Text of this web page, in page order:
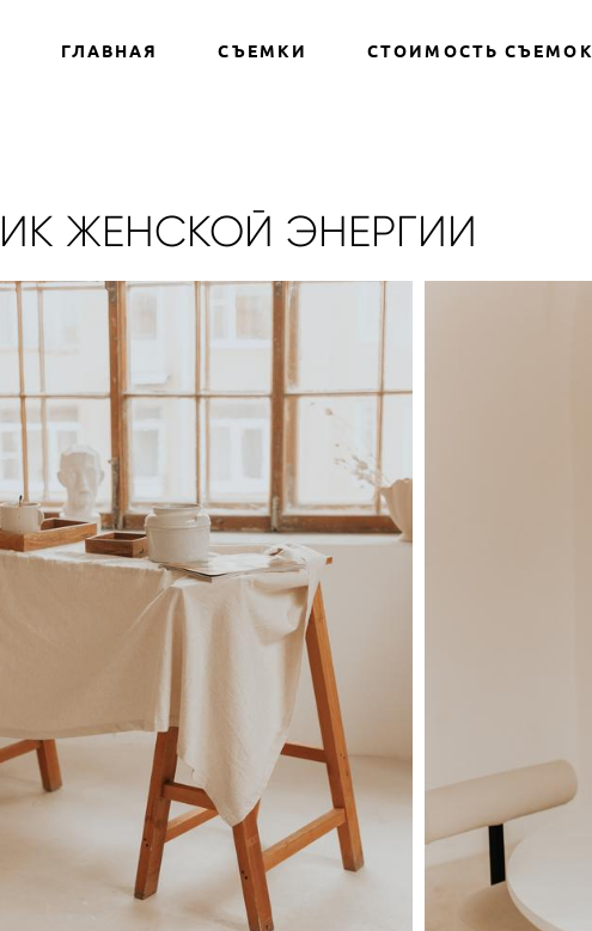
ГЛАВНАЯ СЪЕМКИ СТОИМОСТЬ СЪЕМОК
ЖЕНСКОЙ ЭНЕРГИИ